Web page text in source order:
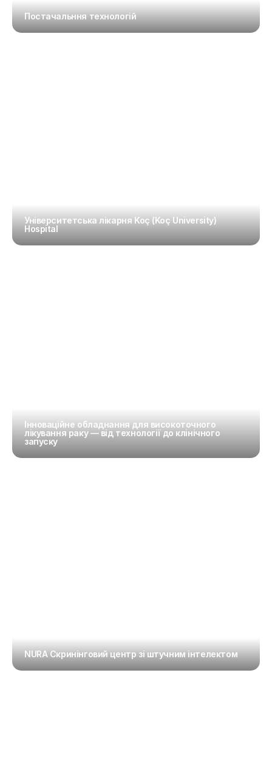
Постачальння технологій
Університетська лікарня Koç (Koç University)
Hospital
Інноваційне обладнання для високоточного
лікування раку — від технології до клінічного
запуску
NURA Скринінговий центр зі штучним інтелектом